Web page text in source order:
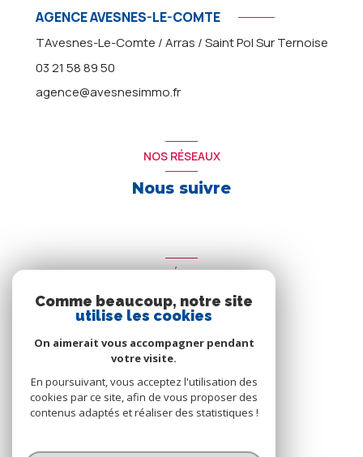
AGENCE AVESNES-LE-COMTE
TAvesnes-Le-Comte / Arras / Saint Pol Sur Ternoise
03 21 58 89 50
agence@avesnesimmo.fr
NOS RÉSEAUX
Nous suivre
ADHÉRENTS
Nous adhérons
Comme beaucoup, notre site
utilise les cookies
On aimerait vous accompagner pendant
votre visite.
En poursuivant, vous acceptez l'utilisation des
cookies par ce site, afin de vous proposer des
contenus adaptés et réaliser des statistiques !